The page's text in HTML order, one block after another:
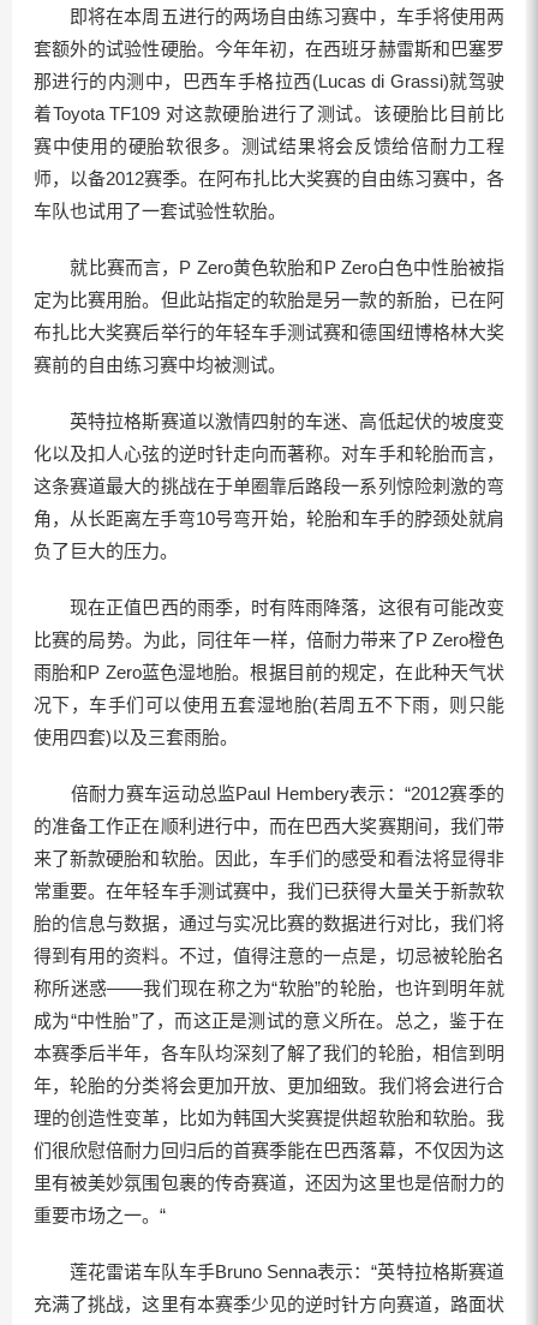
即将在本周五进行的两场自由练习赛中，车手将使用两
套额外的试验性硬胎。今年年初，在西班牙赫雷斯和巴塞罗
那进行的内测中，巴西车手格拉西(Lucas di Grassi)就驾驶
着Toyota TF109 对这款硬胎进行了测试。该硬胎比目前比
赛中使用的硬胎软很多。测试结果将会反馈给倍耐力工程
师，以备2012赛季。在阿布扎比大奖赛的自由练习赛中，各
车队也试用了一套试验性软胎。
就比赛而言，P Zero黄色软胎和P Zero白色中性胎被指
定为比赛用胎。但此站指定的软胎是另一款的新胎，已在阿
布扎比大奖赛后举行的年轻车手测试赛和德国纽博格林大奖
赛前的自由练习赛中均被测试。
英特拉格斯赛道以激情四射的车迷、高低起伏的坡度变
化以及扣人心弦的逆时针走向而著称。对车手和轮胎而言，
这条赛道最大的挑战在于单圈靠后路段一系列惊险刺激的弯
角，从长距离左手弯10号弯开始，轮胎和车手的脖颈处就肩
负了巨大的压力。
现在正值巴西的雨季，时有阵雨降落，这很有可能改变
比赛的局势。为此，同往年一样，倍耐力带来了P Zero橙色
雨胎和P Zero蓝色湿地胎。根据目前的规定，在此种天气状
况下，车手们可以使用五套湿地胎(若周五不下雨，则只能
使用四套)以及三套雨胎。
倍耐力赛车运动总监Paul Hembery表示：“2012赛季的
的准备工作正在顺利进行中，而在巴西大奖赛期间，我们带
来了新款硬胎和软胎。因此，车手们的感受和看法将显得非
常重要。在年轻车手测试赛中，我们已获得大量关于新款软
胎的信息与数据，通过与实况比赛的数据进行对比，我们将
得到有用的资料。不过，值得注意的一点是，切忌被轮胎名
称所迷惑——我们现在称之为“软胎”的轮胎，也许到明年就
成为“中性胎”了，而这正是测试的意义所在。总之，鉴于在
本赛季后半年，各车队均深刻了解了我们的轮胎，相信到明
年，轮胎的分类将会更加开放、更加细致。我们将会进行合
理的创造性变革，比如为韩国大奖赛提供超软胎和软胎。我
们很欣慰倍耐力回归后的首赛季能在巴西落幕，不仅因为这
里有被美妙氛围包裹的传奇赛道，还因为这里也是倍耐力的
重要市场之一。“
莲花雷诺车队车手Bruno Senna表示：“英特拉格斯赛道
充满了挑战，这里有本赛季少见的逆时针方向赛道，路面状